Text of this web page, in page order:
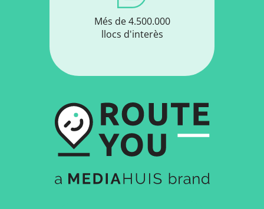
Més de 4.500.000
llocs d'interès